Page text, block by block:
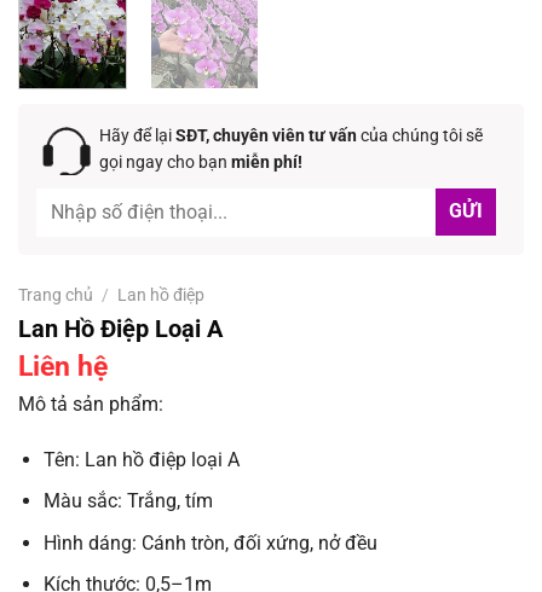
Hãy để lạiSĐT, chuyên viên tư vấncủa chúng tôi sẽ
gọi ngay cho bạn miễn phí!
Trang chủ / Lan hồ điệp
Lan Hồ Điệp Loại A
Liên hệ
Mô tả sản phẩm:
Tên: Lan hồ điệp loại A
Màu sắc: Trắng, tím
Hình dáng: Cánh tròn, đối xứng, nở đều
Kích thước: 0,5–1m